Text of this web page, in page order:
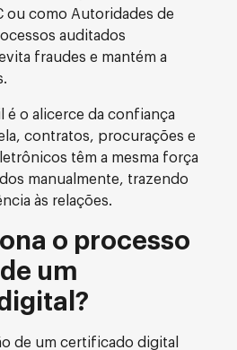
ou como Autoridades de
auditados
fraudes e mantém a
é o alicerce da confiança
contratos, procurações e
têm a mesma força
manualmente, trazendo
às relações.
o processo
um
de um certificado digital